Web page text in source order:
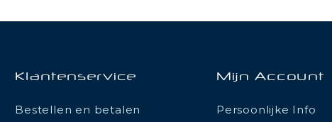
Klantenservice
Bestellen en betalen
Mijn Account
Persoonlijke Info